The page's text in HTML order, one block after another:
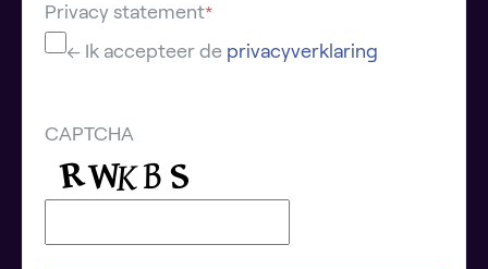
Privacy statement*
← Ik accepteer de privacyverklaring
CAPTCHA